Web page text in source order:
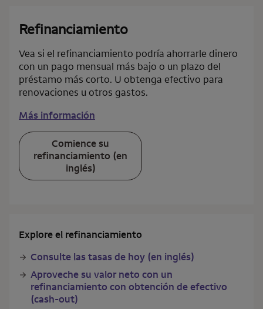
Refinanciamiento
Vea si el refinanciamiento podría ahorrarle dinero
con un pago mensual más bajo o un plazo del
préstamo más corto. U obtenga efectivo para
renovaciones u otros gastos.
Más información
Comience su
refinanciamiento (en
inglés)
Explore el refinanciamiento
Consulte las tasas de hoy (en inglés)
Aproveche su valor neto con un
refinanciamiento con obtención de efectivo
(cash-out)